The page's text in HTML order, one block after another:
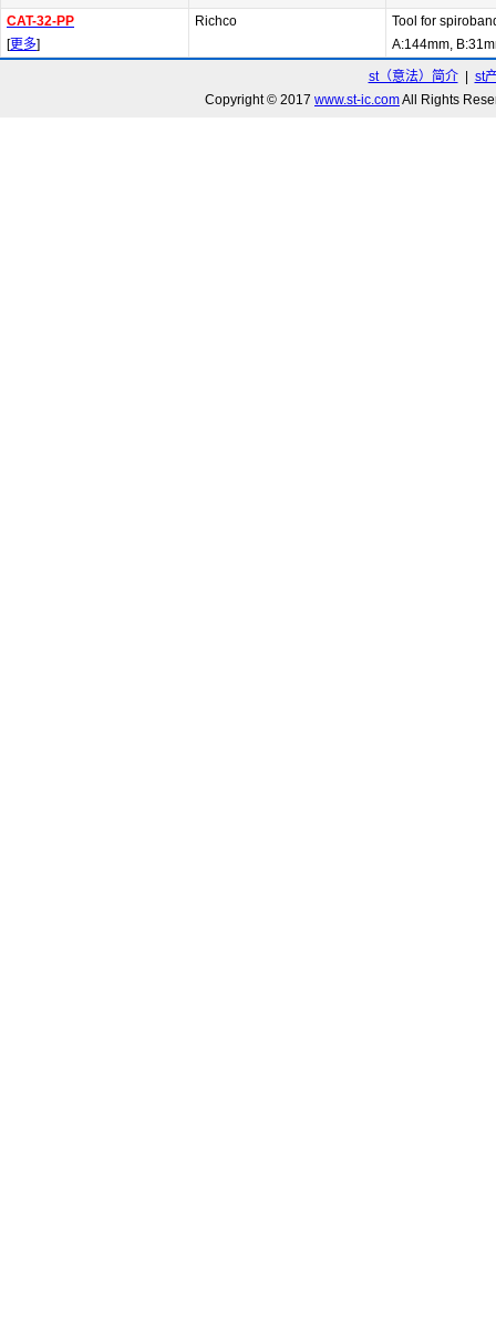
CAT-32-PP
[更多]
Richco
Tool for
A:144mm,
st（意法）简介| st
Copyright © 2017 www.st-ic.comAll Rights